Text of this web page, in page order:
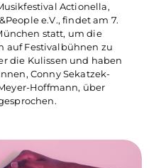
Actionella,
e.V., findet am 7.
statt, um die
auf Festivalbühnen zu
die Kulissen und haben
Conny Sekatzek-
Hoffmann, über